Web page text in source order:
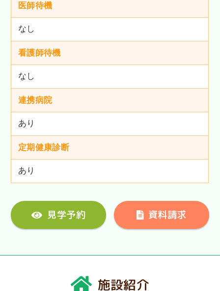
医師待機
なし
看護師待機
なし
連携病院
あり
定期健康診断
あり
見学予約 資料請求
施設紹介